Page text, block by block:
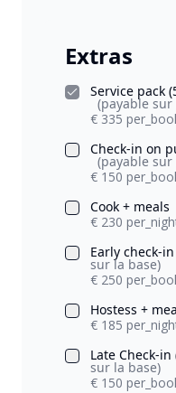
Extras
Service pack
(payable sur
€ 335
Check-in on
(payable sur
€ 150
Cook + meals
€ 230
Early check-
sur la base)
€ 250
Hostess +
€ 185
Late Check-
sur la base)
€ 150